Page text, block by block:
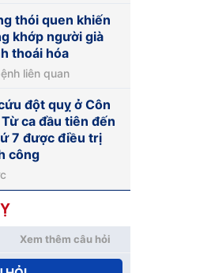
thói quen khiến
khớp người già
thoái hóa
liên quan
đột quỵ ở Côn
ca đầu tiên đến
7 được điều trị
công
Xem thêm câu hỏi